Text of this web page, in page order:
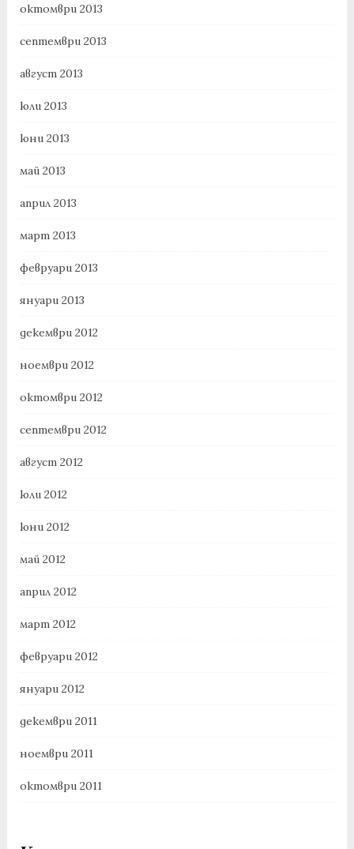
октомври 2013
септември 2013
август 2013
юли 2013
юни 2013
май 2013
април 2013
март 2013
февруари 2013
януари 2013
декември 2012
ноември 2012
октомври 2012
септември 2012
август 2012
юли 2012
юни 2012
май 2012
април 2012
март 2012
февруари 2012
януари 2012
декември 2011
ноември 2011
октомври 2011